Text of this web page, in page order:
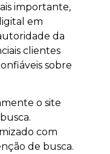
importante,
em
da
clientes
sobre
o site
com
de busca.